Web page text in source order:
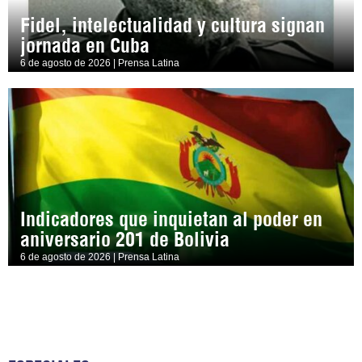
Fidel, intelectualidad y cultura signan
jornada en Cuba
6 de agosto de 2026 | Prensa Latina
Indicadores que inquietan al poder en
aniversario 201 de Bolivia
6 de agosto de 2026 | Prensa Latina